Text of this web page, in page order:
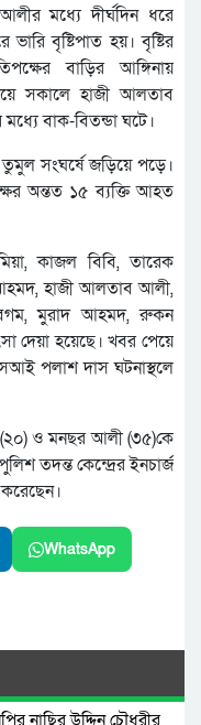
মধ্যে দীর্ঘদিন ধরে
বৃষ্টিপাত হয়। বৃষ্টির
বাড়ির আঙ্গিনায়
সকালে হাজী আলতাব
বাক-বিতন্ডা ঘটে।
সংঘর্ষে জড়িয়ে পড়ে।
অন্তত ১৫ ব্যক্তি আহত
কাজল বিবি, তারেক
আহমদ, হাজী আলতাব আলী,
মুরাদ আহমদ, রুকন
দেয়া হয়েছে। খবর পেয়ে
পলাশ দাস ঘটনাস্থলে
(২০) ও মনছর আলী (৩৫)কে
তদন্ত কেন্দ্রের ইনচার্জ
WhatsApp